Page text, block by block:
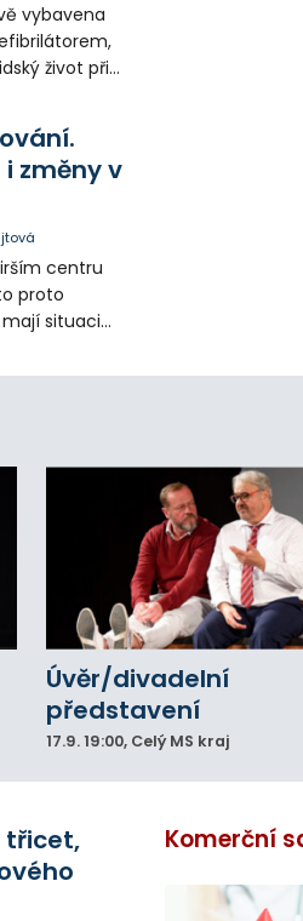
vybavena
život při
i
změny v
centru
proto
situaci
čekají
Úvěr/divadelní
představení
17.9.19:00, Celý MS kraj
třicet,
Komerční